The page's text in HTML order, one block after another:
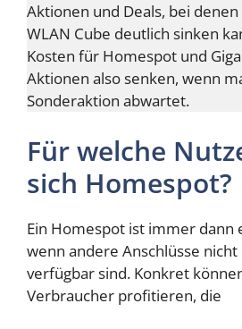
Aktionen und Deals, bei
WLAN Cube deutlich sinken
Kosten für Homespot und
Aktionen also senken, wenn
Sonderaktion abwartet.
Für welche
sich Homespot?
Ein Homespot ist immer dann
wenn andere Anschlüsse
verfügbar sind. Konkret
Verbraucher profitieren, die